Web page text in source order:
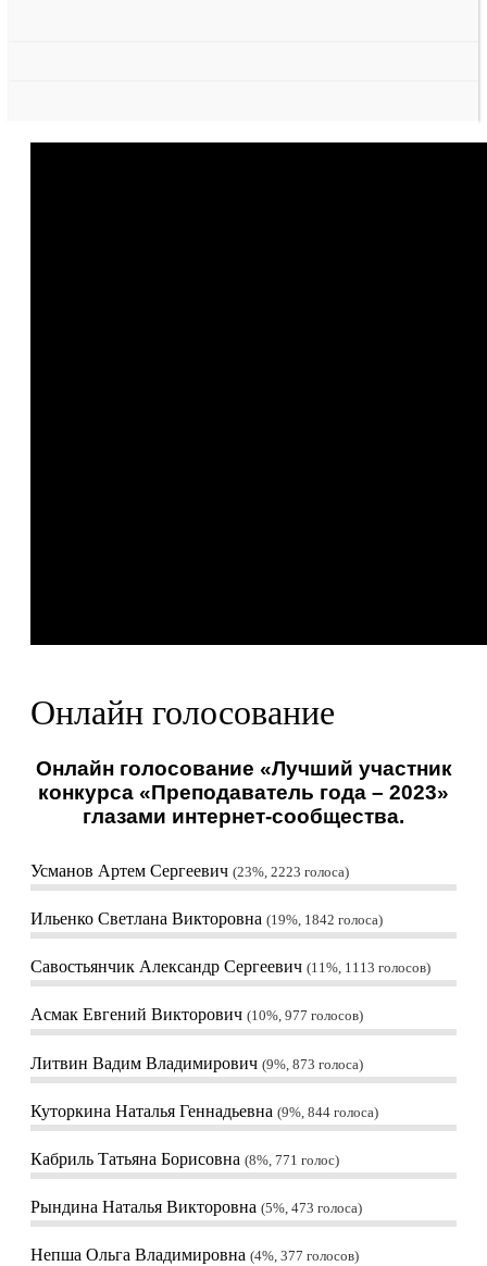
Онлайн голосование
Онлайн голосование «Лучший участник
конкурса «Преподаватель года – 2023»
глазами интернет-сообщества.
Усманов Артем Сергеевич 23%, 2223 голоса
Ильенко Светлана Викторовна 19%, 1842 голоса
Савостьянчик Александр Сергеевич 11%, 1113 голосов
Асмак Евгений Викторович 10%, 977 голосов
Литвин Вадим Владимирович 9%, 873 голоса
Куторкина Наталья Геннадьевна 9%, 844 голоса
Кабриль Татьяна Борисовна 8%, 771 голос
Рындина Наталья Викторовна 5%, 473 голоса
Непша Ольга Владимировна 4%, 377 голосов